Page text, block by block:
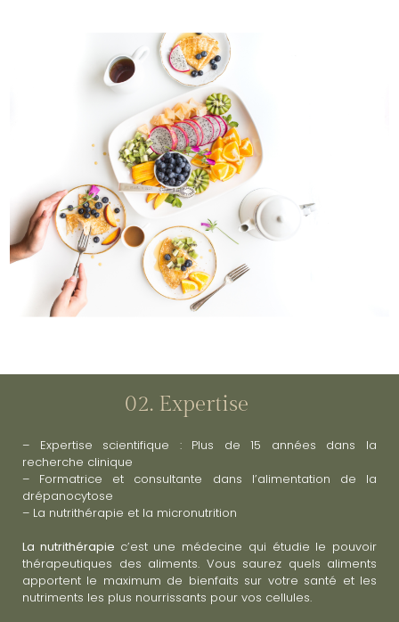
02. Expertise
– Expertise scientifique : Plus de 15 années dans la
recherche clinique
– Formatrice et consultante dans l’alimentation de la
drépanocytose
– La nutrithérapie et la micronutrition
La nutrithérapie c’est une médecine qui étudie le pouvoir
thérapeutiques des aliments. Vous saurez quels aliments
apportent le maximum de bienfaits sur votre santé et les
nutriments les plus nourrissants pour vos cellules.